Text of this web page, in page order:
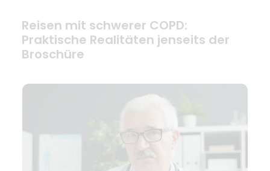
Reisen mit schwerer COPD:
Praktische Realitäten jenseits der
Broschüre